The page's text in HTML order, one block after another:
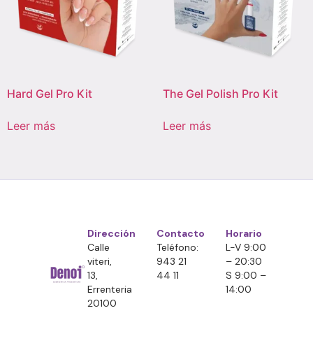
Hard Gel Pro Kit
Leer más
The Gel Polish Pro Kit
Leer más
Dirección
Calle
viteri,
13,
Errenteria
20100
Contacto
Teléfono:
943 21
44 11
Horario
L-V 9:00
– 20:30
S 9:00 –
14:00